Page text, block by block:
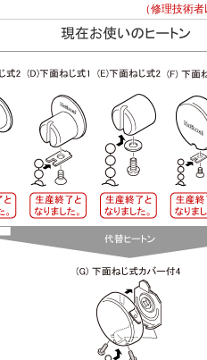
（修理技術